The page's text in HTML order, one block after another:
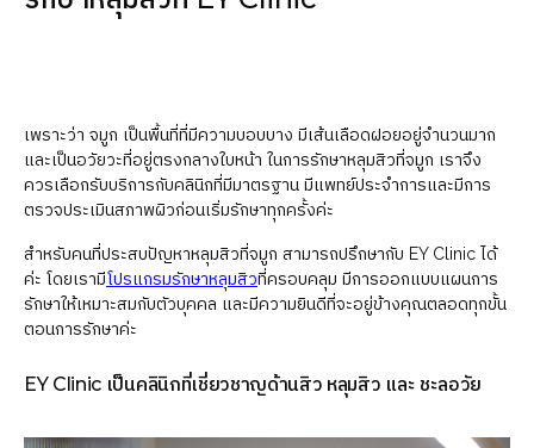
เพราะว่า จมูก เป็นพื้นที่ที่มีความบอบบาง มีเส้นเลือดฝอยอยู่จำนวนมาก
และเป็นอวัยวะที่อยู่ตรงกลางใบหน้า ในการรักษาหลุมสิวที่จมูก เราจึง
ควรเลือกรับบริการกับคลินิกที่มีมาตรฐาน มีแพทย์ประจำการและมีการ
ตรวจประเมินสภาพผิวก่อนเริ่มรักษาทุกครั้งค่ะ
สำหรับคนที่ประสบปัญหาหลุมสิวที่จมูก สามารถปรึกษากับ EY Clinic ได้
ค่ะ โดยเรามีโปรแกรมรักษาหลุมสิวที่ครอบคลุม มีการออกแบบแผนการ
รักษาให้เหมาะสมกับตัวบุคคล และมีความยินดีที่จะอยู่ข้างคุณตลอดทุกขั้น
ตอนการรักษาค่ะ
EY Clinic เป็นคลินิกที่เชี่ยวชาญด้านสิว หลุมสิว และ ชะลอวัย